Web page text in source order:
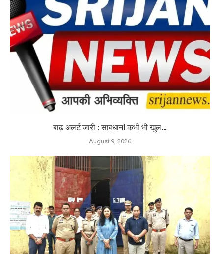
बाढ़ अलर्ट जारी : सावधान! कभी भी खुल...
August 9, 2026